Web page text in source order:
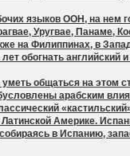
языков ООН, на нем
Уругвае, Панаме,
на Филиппинах, в
обогнать английский
общаться на
арабским
Америке.
в Испанию,